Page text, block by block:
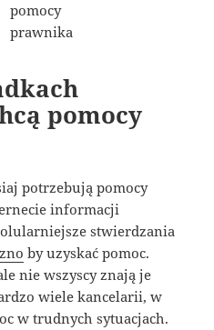
pomocy
potrzebują pomocy
informacji
stwierdzania
by uzyskać pomoc.
nie wszyscy znają je
wiele kancelarii, w
w trudnych sytuacjach.